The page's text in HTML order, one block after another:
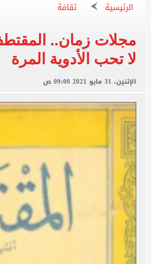
"تنظيم الاتصالات":
الكشف عن قصر محمد صلاح
الاتحاد التركي يمنح
الرئيسية ثقافة
لا تحب الأدوية المرة
الإثنين، 31 مايو 2021 09:00 ص